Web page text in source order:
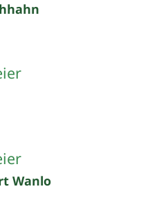
Wanlo